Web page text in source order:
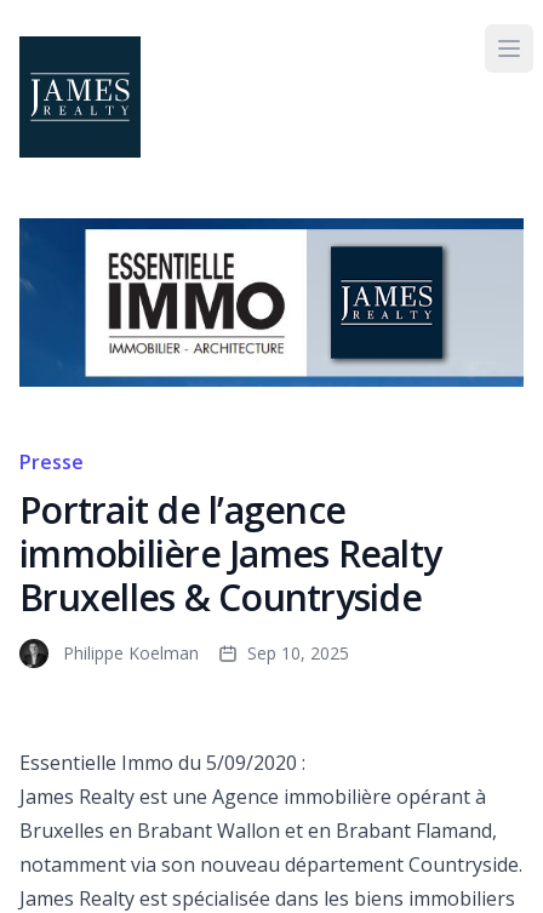
Presse
Portrait de l’agence
immobilière James Realty
Bruxelles & Countryside
Philippe Koelman Sep 10, 2025
Essentielle Immo du 5/09/2020 :
James Realty est une Agence immobilière opérant à
Bruxelles en Brabant Wallon et en Brabant Flamand,
notamment via son nouveau département Countryside.
James Realty est spécialisée dans les biens immobiliers